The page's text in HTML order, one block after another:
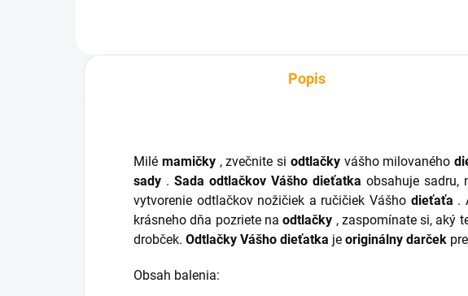
Popis
Milé mamičky, zvečnite si odtlačkyvášho milovaného
sady . Sada odtlačkov Vášho dieťatka obsahuje sadru,
vytvorenie odtlačkov nožičiek a ručičiek Vášho dieťaťa .
krásneho dňa pozriete naodtlačky , zaspomínate si, aký
drobček. Odtlačky Vášho dieťatka je originálny darček pre
Obsah balenia: